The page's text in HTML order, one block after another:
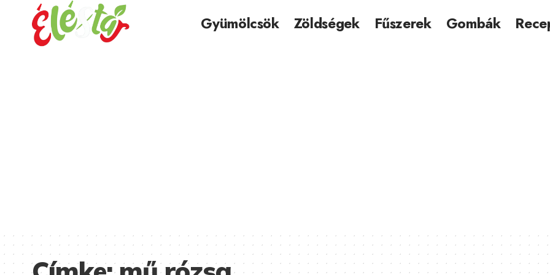
Gyümölcsök Zöldségek Fűszerek Gombák